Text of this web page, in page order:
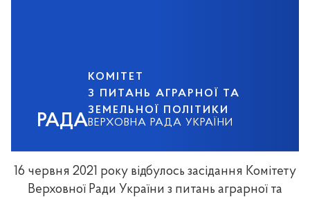
РАДА
КОМІТЕТ
З ПИТАНЬ АГРАРНОЇ ТА
ЗЕМЕЛЬНОЇ ПОЛІТИКИ
ВЕРХОВНА РАДА УКРАЇНИ
16 червня 2021 року відбулось засідання Комітету
Верховної Ради України з питань аграрної та